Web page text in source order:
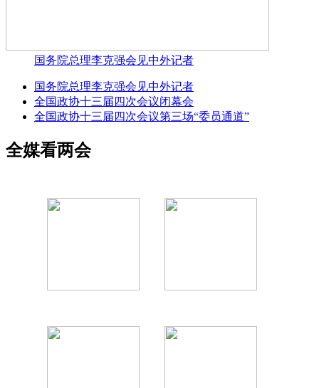
国务院总理李克强会见中外记者
国务院总理李克强会见中外记者
全国政协十三届四次会议闭幕会
全国政协十三届四次会议第三场“委员通道”
全媒看两会